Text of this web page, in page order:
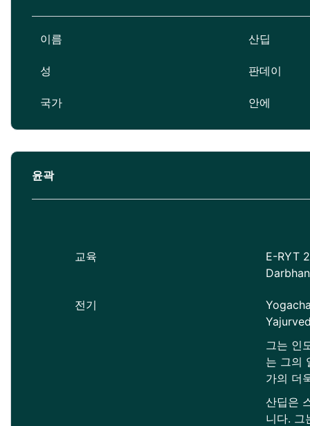
이름 산딥
성 판데이
국가 안에
윤곽
교육
E-RYT
전기
그는 인
는 그의
가의 더
산딥은
니다. 그